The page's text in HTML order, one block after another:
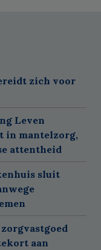
zich voor
Leven
in mantelzorg,
attentheid
sluit
aan